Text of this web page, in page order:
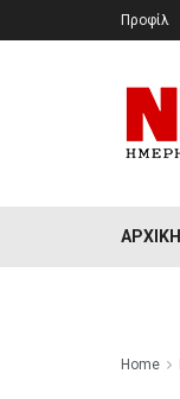
Προφίλ
ΑΡΧΙΚΉ
Home